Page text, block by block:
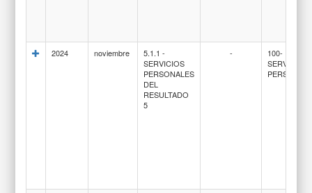
2024 noviembre
5.1.1 -
SERVICIOS
PERSONALES
DEL
RESULTADO
5
-
100-
SERVICIOS